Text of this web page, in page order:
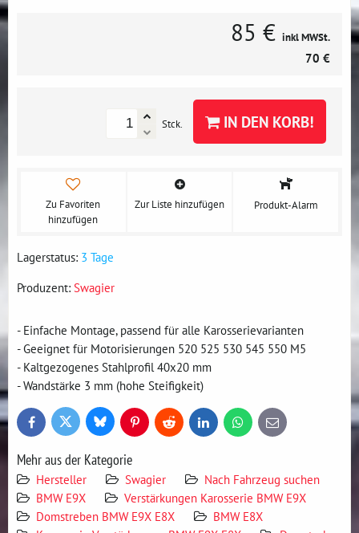
85 € inkl MWSt.
70 €
Stck. IN DEN KORB!
Zu Favoriten
hinzufügen
Zur Liste hinzufügen Produkt-Alarm
Lagerstatus: 3 Tage
Produzent: Swagier
- Einfache Montage, passend für alle Karosserievarianten
- Geeignet für Motorisierungen 520 525 530 545 550 M5
- Kaltgezogenes Stahlprofil 40x20 mm
- Wandstärke 3 mm (hohe Steifigkeit)
FacebookTwitter BlueskyPinterestReddit LinkedInWhatsApp
E-
mail
Mehr aus der Kategorie
Hersteller Swagier
Nach Fahrzeug suchen
BMW E9X
Verstärkungen Karosserie BMW E9X
Domstreben BMW E9X E8X
BMW E8X